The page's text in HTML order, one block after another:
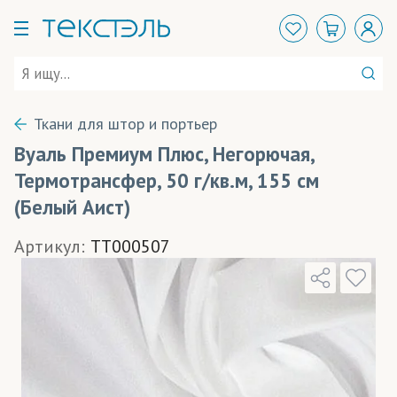
Ткани для штор и портьер
Вуаль Премиум Плюс, Негорючая,
Термотрансфер, 50 г/кв.м, 155 см
(Белый Аист)
Артикул: TT000507